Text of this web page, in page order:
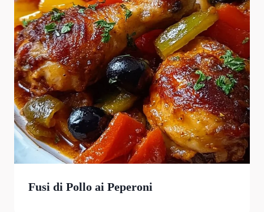
Fusi di Pollo ai Peperoni